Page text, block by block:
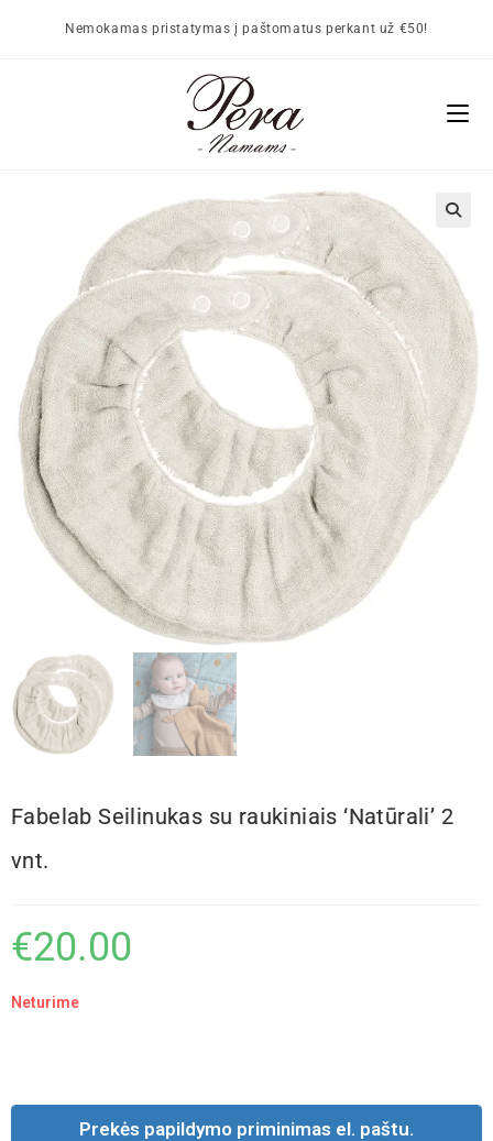
Nemokamas pristatymas į paštomatus perkant už €50!
Fabelab Seilinukas su raukiniais ‘Natūrali’ 2
vnt.
€20.00
Neturime
Prekės papildymo priminimas el. paštu.